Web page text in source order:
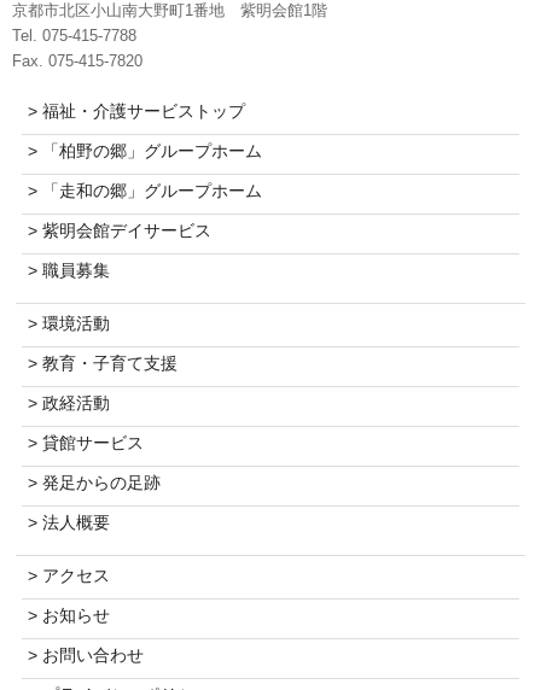
京都市北区小山南大野町1番地 紫明会館1階
Tel. 075-415-7788
Fax. 075-415-7820
> 福祉・介護サービストップ
> 「柏野の郷」グループホーム
> 「走和の郷」グループホーム
> 紫明会館デイサービス
> 職員募集
> 環境活動
> 教育・子育て支援
> 政経活動
> 貸館サービス
> 発足からの足跡
> 法人概要
> アクセス
> お知らせ
> お問い合わせ